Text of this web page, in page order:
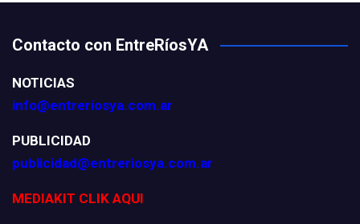
Contacto con EntreRíosYA
NOTICIAS
info@entreriosya.com.ar
PUBLICIDAD
publicidad@entreriosya.com.ar
MEDIAKIT CLIK AQUI